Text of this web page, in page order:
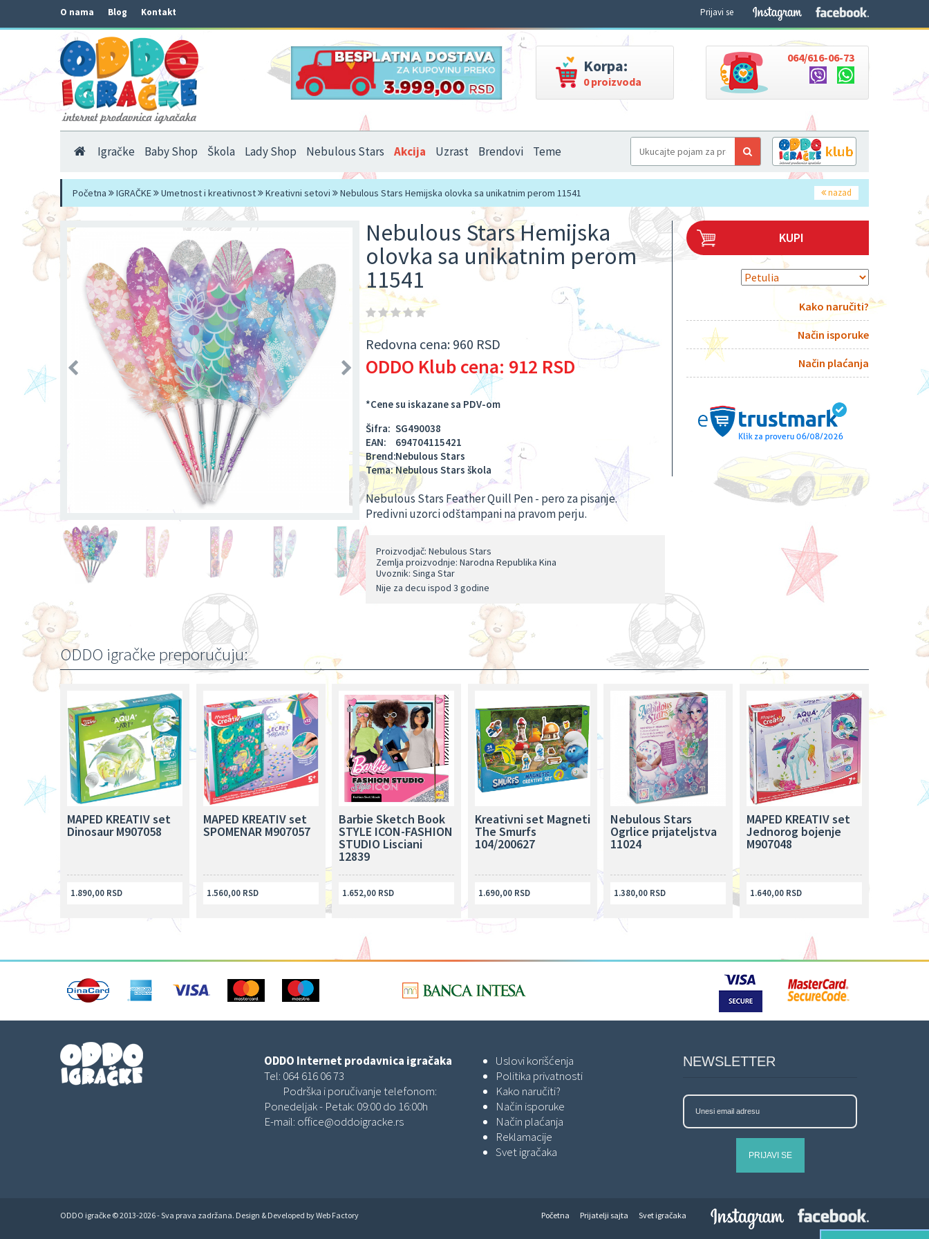
O nama Blog Kontakt Prijavi se
Korpa:
0 proizvoda
064/616-06-73
Igračke Baby Shop Škola Lady Shop Nebulous Stars Akcija Uzrast Brendovi Teme
Početna IGRAČKE Umetnost i kreativnost Kreativni setovi Nebulous Stars Hemijska olovka sa unikatnim perom 11541 nazad
Nebulous Stars Hemijska
olovka sa unikatnim perom
11541
Redovna cena: 960 RSD
ODDO Klub cena: 912 RSD
*Cene su iskazane sa PDV-om
Šifra: SG490038
EAN:
694704115421
Brend:Nebulous Stars
Tema:Nebulous Stars škola
Nebulous Stars Feather Quill Pen - pero za pisanje.
Predivni uzorci odštampani na pravom perju.
Proizvodjač: Nebulous Stars
Zemlja proizvodnje: Narodna Republika Kina
Uvoznik: Singa Star
Nije za decu ispod 3 godine
KUPI
Kako naručiti?
Način isporuke
Način plaćanja
ODDO igračke preporučuju:
MAPED KREATIV set
Dinosaur M907058
1.890,00 RSD
MAPED KREATIV set
SPOMENAR M907057
1.560,00 RSD
Barbie Sketch Book
STYLE ICON-FASHION
STUDIO Lisciani
12839
1.652,00 RSD
Kreativni set Magneti
The Smurfs
104/200627
1.690,00 RSD
Nebulous Stars
Ogrlice prijateljstva
11024
1.380,00 RSD
MAPED KREATIV set
Jednorog bojenje
M907048
1.640,00 RSD
ODDO Internet prodavnica igračaka
Tel: 064 616 06 73
Podrška i poručivanje telefonom:
Ponedeljak - Petak: 09:00 do 16:00h
E-mail: office@oddoigracke.rs
Uslovi korišćenja
Politika privatnosti
Kako naručiti?
Način isporuke
Način plaćanja
Reklamacije
Svet igračaka
NEWSLETTER
PRIJAVI SE
ODDO igračke © 2013-2026 - Sva prava zadržana. Design & Developed byWeb Factory Početna Prijatelji sajta Svet igračaka